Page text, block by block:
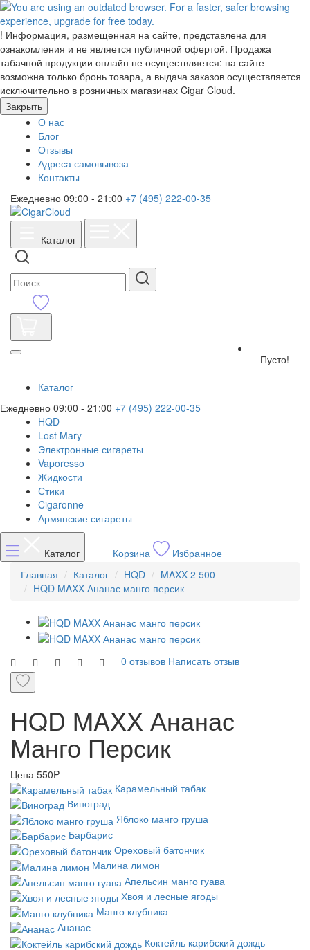
! Информация, размещенная на сайте, представлена для
ознакомления и не является публичной офертой. Продажа
табачной продукции онлайн не осуществляется: на сайте
возможна только бронь товара, а выдача заказов осуществляется
исключительно в розничных магазинах Cigar Cloud.
Закрыть
О нас
Блог
Отзывы
Адреса самовывоза
Контакты
Ежедневно 09:00 - 21:00 +7 (495) 222-00-35
Каталог
Пусто!
Каталог
Ежедневно 09:00 - 21:00 +7 (495) 222-00-35
HQD
Lost Mary
Электронные сигареты
Vaporesso
Жидкости
Стики
Cigaronne
Армянские сигареты
Каталог Корзина
Избранное
Главная
Каталог HQD
MAXX 2 500
HQD MAXX Ананас манго персик
0 отзывов Написать отзыв
HQD MAXX Ананас
Манго Персик
Цена 550P
Карамельный табак
Виноград
Яблоко манго груша
Барбарис
Ореховый батончик
Малина лимон
Апельсин манго гуава
Хвоя и лесные ягоды
Манго клубника
Ананас
Коктейль карибский дождь